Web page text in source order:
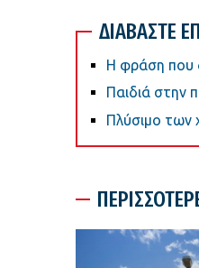
ΔΙΑΒΑΣΤΕ
Η φράση που
Παιδιά στην
Πλύσιμο των